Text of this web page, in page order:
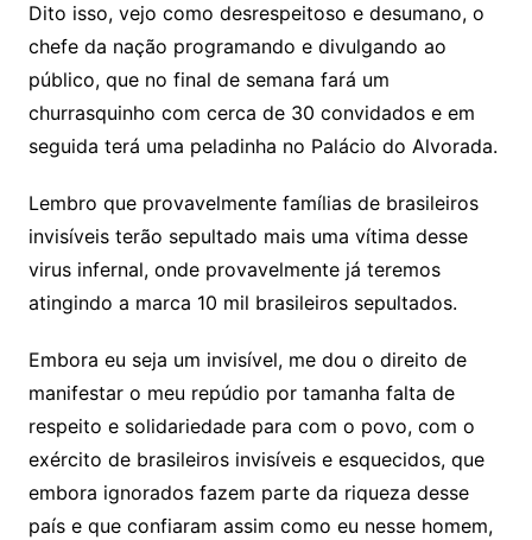
Dito isso, vejo como desrespeitoso e desumano, o
chefe da nação programando e divulgando ao
público, que no final de semana fará um
churrasquinho com cerca de 30 convidados e em
seguida terá uma peladinha no Palácio do Alvorada.
Lembro que provavelmente famílias de brasileiros
invisíveis terão sepultado mais uma vítima desse
virus infernal, onde provavelmente já teremos
atingindo a marca 10 mil brasileiros sepultados.
Embora eu seja um invisível, me dou o direito de
manifestar o meu repúdio por tamanha falta de
respeito e solidariedade para com o povo, com o
exército de brasileiros invisíveis e esquecidos, que
embora ignorados fazem parte da riqueza desse
país e que confiaram assim como eu nesse homem,